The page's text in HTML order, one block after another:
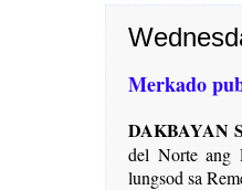
Merkado
DAKBAYAN
del Norte ang
lungsod sa